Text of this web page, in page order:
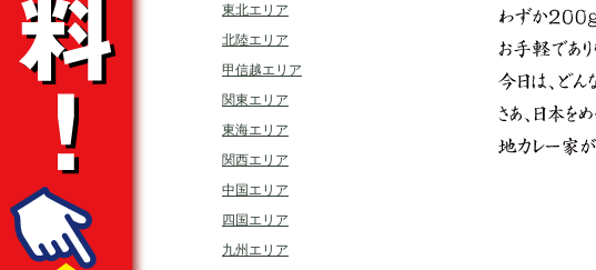
東北エリア
北陸エリア
甲信越エリア
関東エリア
東海エリア
関西エリア
中国エリア
四国エリア
九州エリア